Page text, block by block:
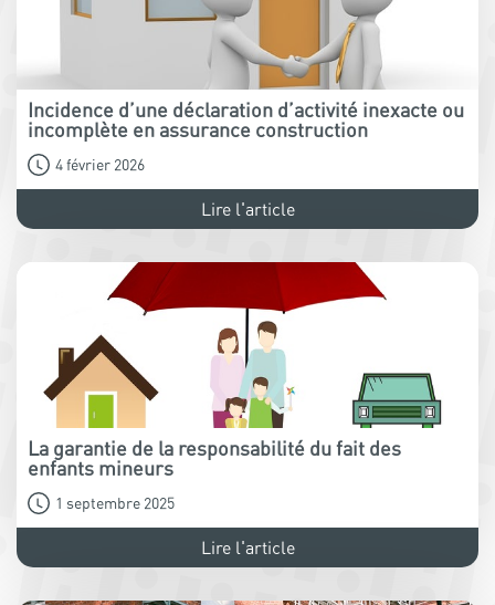
Incidence d’une déclaration d’activité inexacte ou
incomplète en assurance construction
4 février 2026
Lire l'article
La garantie de la responsabilité du fait des
enfants mineurs
1 septembre 2025
Lire l'article